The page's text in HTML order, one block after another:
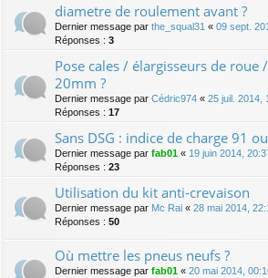
diametre de roulement avant ?
Dernier message par the_squal31 « 09 sept.
Réponses : 3
Pose cales / élargisseurs de roue
20mm ?
Dernier message par Cédric974 « 25 juil. 2014,
Réponses : 17
Sans DSG : indice de charge 91
Dernier message par fab01 « 19 juin 2014,
Réponses : 23
Utilisation du kit anti-crevaison
Dernier message par Mc Rai « 28 mai 2014,
Réponses : 50
Où mettre les pneus neufs ?
Dernier message par fab01 « 20 mai 2014,